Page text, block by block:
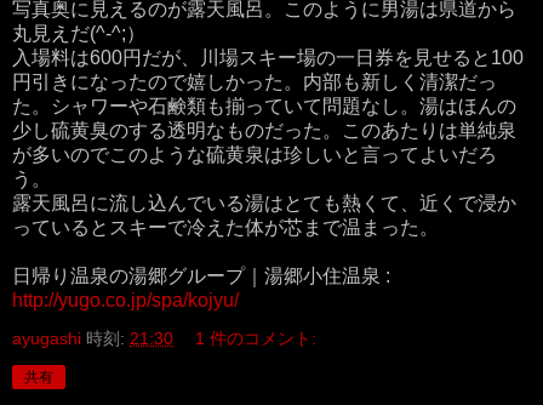
写真奥に見えるのが露天風呂。このように男湯は県道から
丸見えだ(^-^;）
入場料は600円だが、川場スキー場の一日券を見せると100
円引きになったので嬉しかった。内部も新しく清潔だっ
た。シャワーや石鹸類も揃っていて問題なし。湯はほんの
少し硫黄臭のする透明なものだった。このあたりは単純泉
が多いのでこのような硫黄泉は珍しいと言ってよいだろ
う。
露天風呂に流し込んでいる湯はとても熱くて、近くで浸か
っているとスキーで冷えた体が芯まで温まった。
日帰り温泉の湯郷グループ｜湯郷小住温泉 :
http://yugo.co.jp/spa/kojyu/
ayugashi 時刻: 21:30 1 件のコメント:
共有